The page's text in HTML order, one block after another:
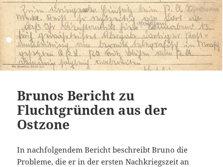
Brunos Bericht zu
Fluchtgründen aus der
Ostzone
In nachfolgendem Bericht beschreibt Bruno die
Probleme, die er in der ersten Nachkriegszeit an